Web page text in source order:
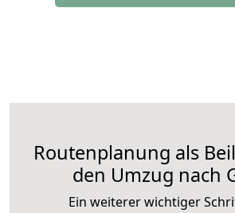
Routenplanung als
den Umzug nach
Ein weiterer wichtiger